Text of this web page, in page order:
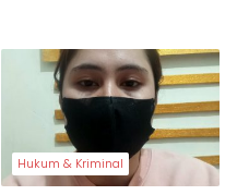
Hukum & Kriminal